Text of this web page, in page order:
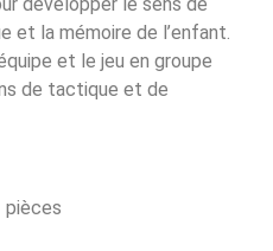
et la mémoire de l’enfant.
et le jeu en groupe
de tactique et de
pièces